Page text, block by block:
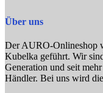
Über uns
Der AURO-Onlineshop
Kubelka geführt. Wir
Generation und seit
Händler. Bei uns wird